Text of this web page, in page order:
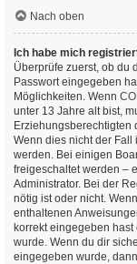
Nach oben
Ich habe mich
Überprüfe zuerst, ob du
Passwort eingegeben
Möglichkeiten. Wenn
unter 13 Jahre alt bist,
Erziehungsberechtigten
Wenn dies nicht der Fall
werden. Bei einigen
freigeschaltet werden –
Administrator. Bei der
nötig ist oder nicht.
enthaltenen
korrekt eingegeben
wurde. Wenn du dir
eingegeben wurde,